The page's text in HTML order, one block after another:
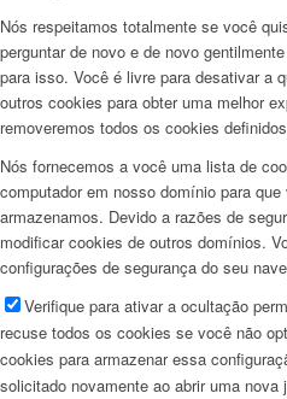
Nós respeitamos totalmente se você
perguntar de novo e de novo
para isso. Você é livre para desativar a
outros cookies para obter uma melhor
removeremos todos os cookies
Nós fornecemos a você uma lista de
computador em nosso domínio para
armazenamos. Devido a razões de
modificar cookies de outros domínios.
configurações de segurança do seu
Verifique para ativar a ocultação
recuse todos os cookies se você não
cookies para armazenar essa
solicitado novamente ao abrir uma nova